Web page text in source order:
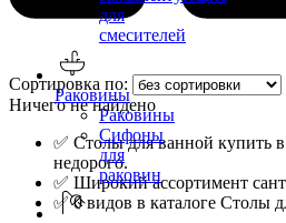
для
смесителей
Раковины
Раковины
Сифоны
для
раковин
Сортировка по:
Ничего не найдено
✅ Столы для ванной купить
недорого.
✅ Широкий ассортимент
✅ 0 видов в каталоге Столы